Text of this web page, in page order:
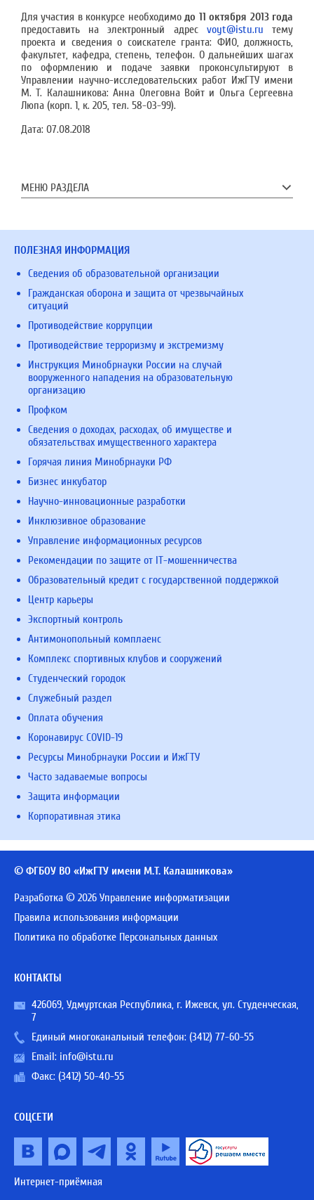
Для участия в конкурсе необходимодо 11 октября 2013 года
предоставить на электронный адрес voyt@istu.ru тему
проекта и сведения о соискателе гранта: ФИО, должность,
факультет, кафедра, степень, телефон. О дальнейших шагах
по оформлению и подаче заявки проконсультируют в
Управлении научно-исследовательских работ ИжГТУ имени
М. Т. Калашникова: Анна Олеговна Войт и Ольга Сергеевна
Люпа (корп. 1, к. 205, тел. 58-03-99).
Дата: 07.08.2018
МЕНЮ РАЗДЕЛА
ПОЛЕЗНАЯ ИНФОРМАЦИЯ
Сведения об образовательной организации
Гражданская оборона и защита от чрезвычайных
ситуаций
Противодействие коррупции
Противодействие терроризму и экстремизму
Инструкция Минобрнауки России на случай
вооруженного нападения на образовательную
организацию
Профком
Сведения о доходах, расходах, об имуществе и
обязательствах имущественного характера
Горячая линия Минобрнауки РФ
Бизнес инкубатор
Научно-инновационные разработки
Инклюзивное образование
Управление информационных ресурсов
Рекомендации по защите от IT-мошенничества
Образовательный кредит с государственной поддержкой
Центр карьеры
Экспортный контроль
Антимонопольный комплаенс
Комплекс спортивных клубов и сооружений
Студенческий городок
Служебный раздел
Оплата обучения
Коронавирус COVID-19
Ресурсы Минобрнауки России и ИжГТУ
Часто задаваемые вопросы
Защита информации
Корпоративная этика
© ФГБОУ ВО «ИжГТУ имени М.Т. Калашникова»
Разработка © 2026 Управление информатизации
Правила использования информации
Политика по обработке Персональных данных
КОНТАКТЫ
426069, Удмуртская Республика, г. Ижевск, ул. Студенческая,
7
Единый многоканальный телефон: (3412) 77-60-55
Email: info@istu.ru
Факс: (3412) 50-40-55
СОЦСЕТИ
Интернет-приёмная